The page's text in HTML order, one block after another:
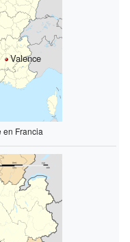
Valence
en Francia